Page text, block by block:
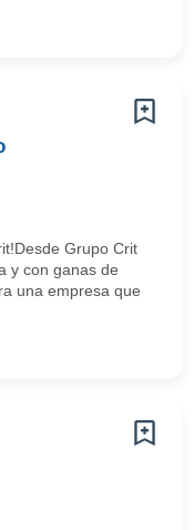
Grupo Crit
y con ganas de
una empresa que